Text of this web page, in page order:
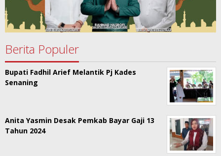
Berita Populer
Bupati Fadhil Arief Melantik Pj Kades
Senaning
Anita Yasmin Desak Pemkab Bayar Gaji 13
Tahun 2024